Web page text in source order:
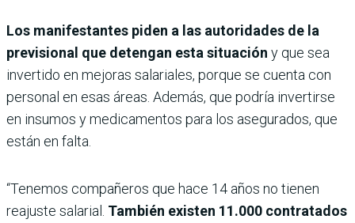
Los manifestantes piden a las autoridades de la
previsional que detengan esta situación y que sea
invertido en mejoras salariales, porque se cuenta con
personal en esas áreas. Además, que podría invertirse
en insumos y medicamentos para los asegurados, que
están en falta.
“Tenemos compañeros que hace 14 años no tienen
reajuste salarial. También existen 11.000 contratados